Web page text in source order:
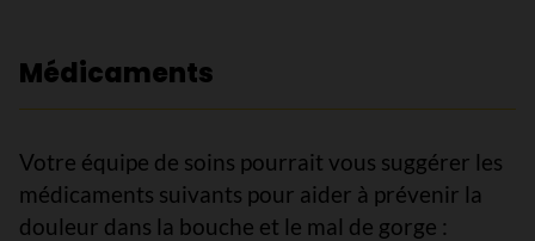
Médicaments
Votre équipe de soins pourrait vous suggérer les
médicaments suivants pour aider à prévenir la
douleur dans la bouche et le mal de gorge :